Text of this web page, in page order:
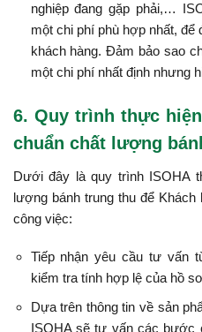
nghiệp đang gặp phải,…
một chi phí phù hợp nhất, để
khách hàng. Đảm bảo sao
một chi phí nhất định nhưng
6. Quy trình thực
chuẩn chất lượng
Dưới đây là quy trình ISOHA
lượng bánh trung thu để
công việc:
Tiếp nhận yêu cầu tư vấn
kiểm tra tính hợp lệ của hồ
Dựa trên thông tin về sản
ISOHA sẽ tư vấn các bước